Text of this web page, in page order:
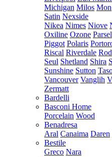
Michigan Milos Mon
Satin Nexside
Nikea Nimes Niove
Oxiline Ozone Parsel
Piggot Polaris
Riscal Riverdale
Seul Shetland Shira
Sunshine Sutton
Vancouver Vanglih
Zermatt
Bardelli
Basconi Home
Porcelain Wood
Benadresa
Aral Canaima Daren
Bestile
Greco Nara